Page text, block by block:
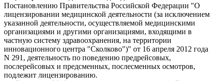
Постановлению Правительства Российской Федерации "О
лицензировании медицинской деятельности (за исключением
указанной деятельности, осуществляемой медицинскими
организациями и другими организациями, входящими в
частную систему здравоохранения, на территории
инновационного центра "Сколково")" от 16 апреля 2012 года
N 291, деятельность по поведению предрейсовых,
послерейсовых и предсменных, послесменных осмотров,
подлежит лицензированию.